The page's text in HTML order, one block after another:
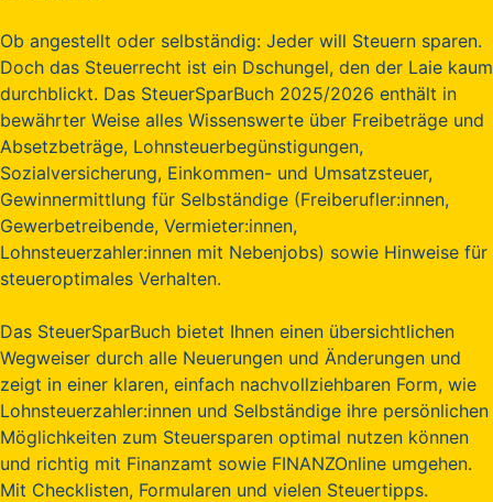
Ob angestellt oder selbständig: Jeder will Steuern sparen.
Doch das Steuerrecht ist ein Dschungel, den der Laie kaum
durchblickt. Das SteuerSparBuch 2025/2026 enthält in
bewährter Weise alles Wissenswerte über Freibeträge und
Absetzbeträge, Lohnsteuerbegünstigungen,
Sozialversicherung, Einkommen- und Umsatzsteuer,
Gewinnermittlung für Selbständige (Freiberufler:innen,
Gewerbetreibende, Vermieter:innen,
Lohnsteuerzahler:innen mit Nebenjobs) sowie Hinweise für
steueroptimales Verhalten.
Das SteuerSparBuch bietet Ihnen einen übersichtlichen
Wegweiser durch alle Neuerungen und Änderungen und
zeigt in einer klaren, einfach nachvollziehbaren Form, wie
Lohnsteuerzahler:innen und Selbständige ihre persönlichen
Möglichkeiten zum Steuersparen optimal nutzen können
und richtig mit Finanzamt sowie FINANZOnline umgehen.
Mit Checklisten, Formularen und vielen Steuertipps.